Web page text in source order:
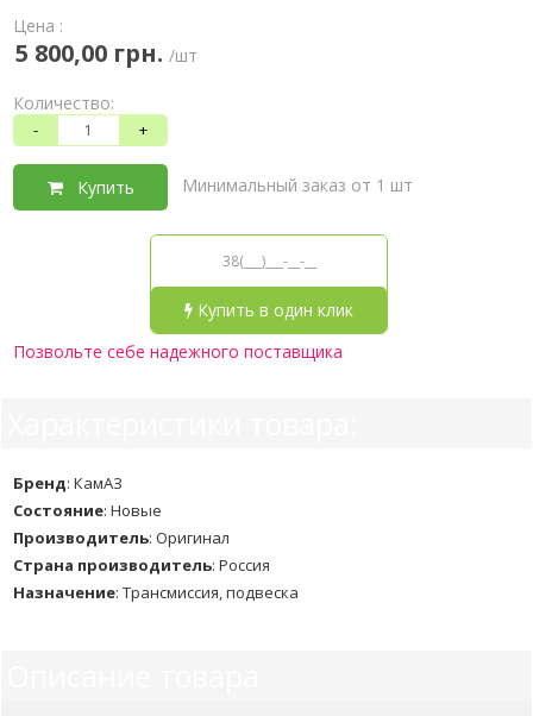
Цена :
5 800,00 грн. /шт
Количество:
- +
Купить Минимальный заказ от 1 шт
Купить в один клик
Позвольте себе надежного поставщика
Бренд: КамАЗ
Состояние: Новые
Производитель: Оригинал
Страна производитель: Россия
Назначение: Трансмиссия, подвеска